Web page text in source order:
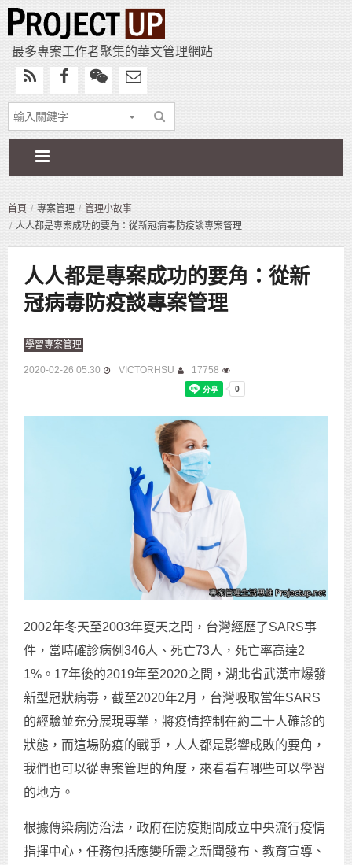
最多專案工作者聚集的華文管理網站
首頁 專案管理
管理小故事
人人都是專案成功的要角：從新冠病毒防疫談專案管理
人人都是專案成功的要角：從新
冠病毒防疫談專案管理
學習專案管理
2020-02-26 05:30 VICTORHSU 17758
2002年冬天至2003年夏天之間，台灣經歷了SARS事
件，當時確診病例346人、死亡73人，死亡率高達2
1%。17年後的2019年至2020之間，湖北省武漢市爆發
新型冠狀病毒，截至2020年2月，台灣吸取當年SARS
的經驗並充分展現專業，將疫情控制在約二十人確診的
狀態，而這場防疫的戰爭，人人都是影響成敗的要角，
我們也可以從專案管理的角度，來看看有哪些可以學習
的地方。
根據傳染病防治法，政府在防疫期間成立中央流行疫情
指揮中心，任務包括應變所需之新聞發布、教育宣導、